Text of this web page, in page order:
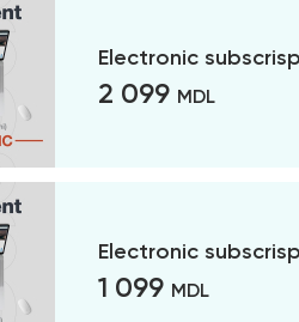
Electronic
2 099 MDL
Electronic
1 099 MDL